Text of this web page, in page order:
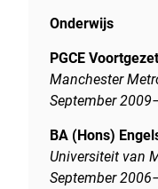
Onderwijs
PGCE
Manchester
September
BA (Hons)
Universiteit van
September